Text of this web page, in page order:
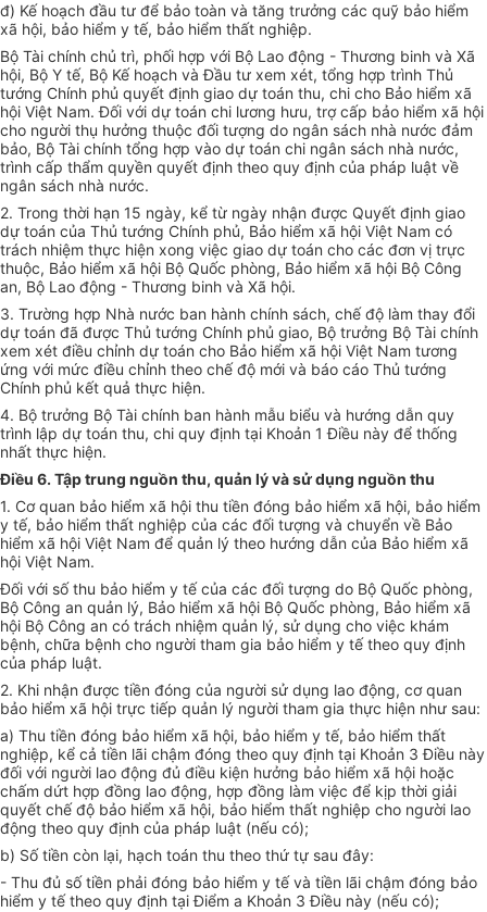
đ) Kế hoạch đầu tư để bảo toàn và tăng trưởng các quỹ bảo hiểm
xã hội, bảo hiểm y tế, bảo hiểm thất nghiệp.
Bộ Tài chính chủ trì, phối hợp với Bộ Lao động - Thương binh và Xã
hội, Bộ Y tế, Bộ Kế hoạch và Đầu tư xem xét, tổng hợp trình Thủ
tướng Chính phủ quyết định giao dự toán thu, chi cho Bảo hiểm xã
hội Việt Nam. Đối với dự toán chi lương hưu, trợ cấp bảo hiểm xã hội
cho người thụ hưởng thuộc đối tượng do ngân sách nhà nước đảm
bảo, Bộ Tài chính tổng hợp vào dự toán chi ngân sách nhà nước,
trình cấp thẩm quyền quyết định theo quy định của pháp luật về
ngân sách nhà nước.
2. Trong thời hạn 15 ngày, kể từ ngày nhận được Quyết định giao
dự toán của Thủ tướng Chính phủ, Bảo hiểm xã hội Việt Nam có
trách nhiệm thực hiện xong việc giao dự toán cho các đơn vị trực
thuộc, Bảo hiểm xã hội Bộ Quốc phòng, Bảo hiểm xã hội Bộ Công
an, Bộ Lao động - Thương binh và Xã hội.
3. Trường hợp Nhà nước ban hành chính sách, chế độ làm thay đổi
dự toán đã được Thủ tướng Chính phủ giao, Bộ trưởng Bộ Tài chính
xem xét điều chỉnh dự toán cho Bảo hiểm xã hội Việt Nam tương
ứng với mức điều chỉnh theo chế độ mới và báo cáo Thủ tướng
Chính phủ kết quả thực hiện.
4. Bộ trưởng Bộ Tài chính ban hành mẫu biểu và hướng dẫn quy
trình lập dự toán thu, chi quy định tại Khoản 1 Điều này để thống
nhất thực hiện.
Điều 6. Tập trung nguồn thu, quản lývà sử dụng nguồn thu
1. Cơ quan bảo hiểm xã hội thu tiền đóng bảo hiểm xã hội, bảo hiểm
y tế, bảo hiểm thất nghiệp của các đối tượng và chuyển về Bảo
hiểm xã hội Việt Nam để quản lý theo hướng dẫn của Bảo hiểm xã
hội Việt Nam.
Đối với số thu bảo hiểm y tế của các đối tượng do Bộ Quốc phòng,
Bộ Công an quản lý, Bảo hiểm xã hội Bộ Quốc phòng, Bảo hiểm xã
hội Bộ Công an có trách nhiệm quản lý, sử dụng cho việc khám
bệnh, chữa bệnh cho người tham gia bảo hiểm y tế theo quy định
của pháp luật.
2. Khi nhận được tiền đóng của người sử dụng lao động, cơ quan
bảo hiểm xã hội trực tiếp quản lý người tham gia thực hiện như sau:
a) Thu tiền đóng bảo hiểm xã hội, bảo hiểm y tế, bảo hiểm thất
nghiệp, kể cả tiền lãi chậm đóng theo quy định tại Khoản 3 Điều này
đối với người lao động đủ điều kiện hưởng bảo hiểm xã hội hoặc
chấm dứt hợp đồng lao động, hợp đồng làm việc để kịp thời giải
quyết chế độ bảo hiểm xã hội, bảo hiểm thất nghiệp cho người lao
động theo quy định của pháp luật (nếu có);
b) Số tiền còn lại, hạch toán thu theo thứ tự sau đây:
- Thu đủ số tiền phải đóng bảo hiểm y tế và tiền lãi chậm đóng bảo
hiểm y tế theo quy định tại Điểm a Khoản 3 Điều này (nếu có);